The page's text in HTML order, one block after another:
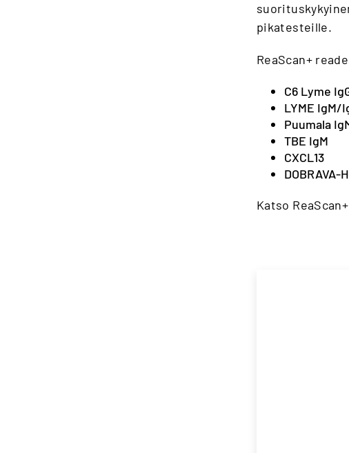
pikatesteille.
ReaScan+
C6 Lyme
LYME IgM/
Puumala
TBE IgM
CXCL13
DOBRAVA-
Katso